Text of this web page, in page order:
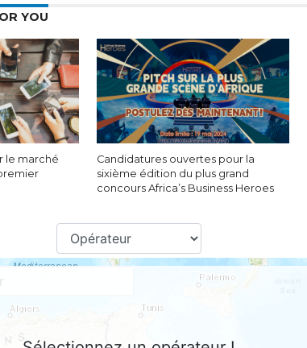
YOU
le marché
Candidatures ouvertes pour la
sixième édition du plus grand
concours Africa’s Business Heroes